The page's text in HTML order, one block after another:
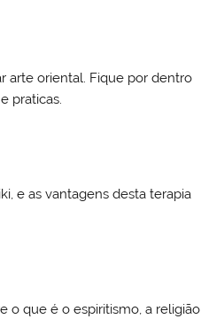
arte oriental. Fique por dentro
praticas.
e as vantagens desta terapia
o que é o espiritismo, a religião